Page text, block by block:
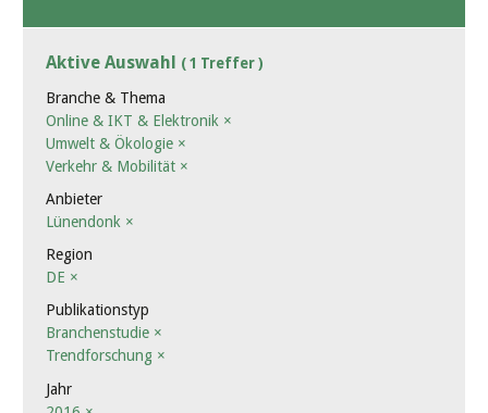
Aktive Auswahl ( 1 Treffer )
Branche & Thema
Online & IKT & Elektronik ×
Umwelt & Ökologie ×
Verkehr & Mobilität ×
Anbieter
Lünendonk ×
Region
DE ×
Publikationstyp
Branchenstudie ×
Trendforschung ×
Jahr